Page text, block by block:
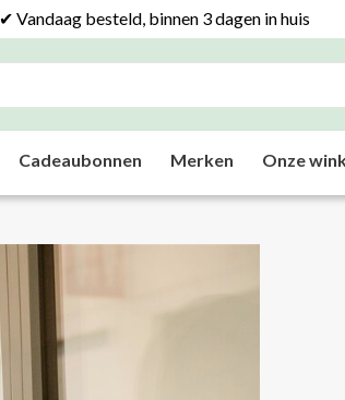
✔ Vandaag besteld, binnen 3 dagen in huis
Cadeaubonnen Merken Onze